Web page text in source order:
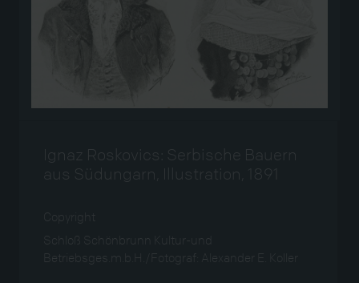
Ignaz Roskovics: Serbische Bauern
aus Südungarn, Illustration, 1891
Copyright
Schloß Schönbrunn Kultur-und
Betriebsges.m.b.H./Fotograf: Alexander E. Koller